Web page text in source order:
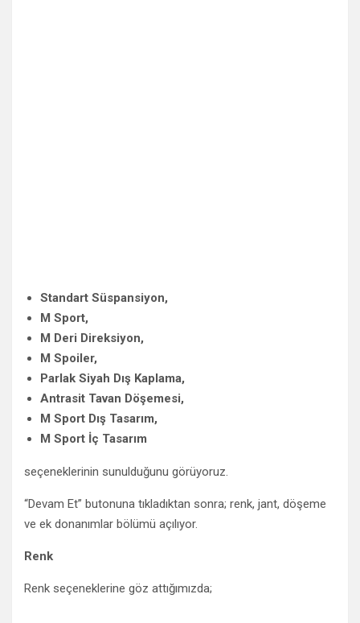
Standart Süspansiyon,
M Sport,
M Deri Direksiyon,
M Spoiler,
Parlak Siyah Dış Kaplama,
Antrasit Tavan Döşemesi,
M Sport Dış Tasarım,
M Sport İç Tasarım
seçeneklerinin sunulduğunu görüyoruz.
“Devam Et” butonuna tıkladıktan sonra; renk, jant, döşeme
ve ek donanımlar bölümü açılıyor.
Renk
Renk seçeneklerine göz attığımızda;